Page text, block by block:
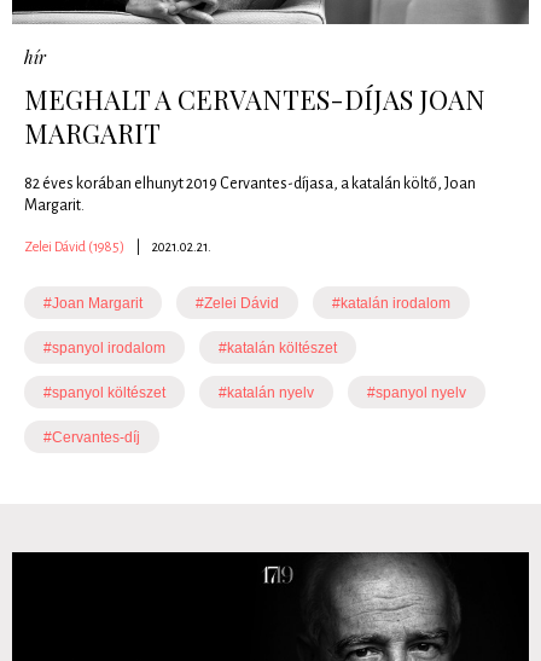
hír
MEGHALT A CERVANTES-DÍJAS JOAN
MARGARIT
82 éves korában elhunyt 2019 Cervantes-díjasa, a katalán költő, Joan
Margarit.
Zelei Dávid (1985) 2021.02.21.
#Joan Margarit #Zelei Dávid #katalán irodalom
#spanyol irodalom #katalán költészet
#spanyol költészet #katalán nyelv #spanyol nyelv
#Cervantes-díj